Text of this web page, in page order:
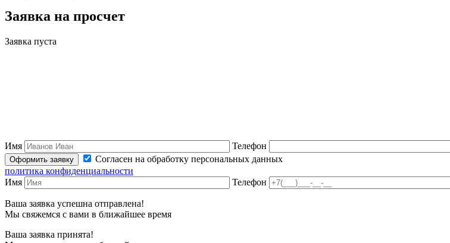
Заявка на просчет
Заявка пуста
Имя Телефон
Согласен на обработку персональных данных
политика конфиденциальности
Имя
Телефон
Ваша заявка успешна отправлена!
Мы свяжемся с вами в ближайшее время
Ваша заявка принята!